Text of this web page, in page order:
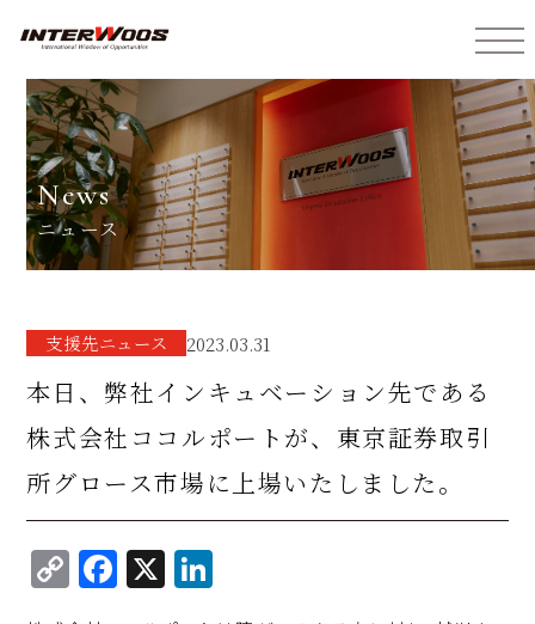
news
ニュース
⽀援先ニュース 2023.03.31
本日、弊社インキュベーション先である
株式会社ココルポートが、東京証券取引
所グロース市場に上場いたしました。
C
o
F
a
X
n